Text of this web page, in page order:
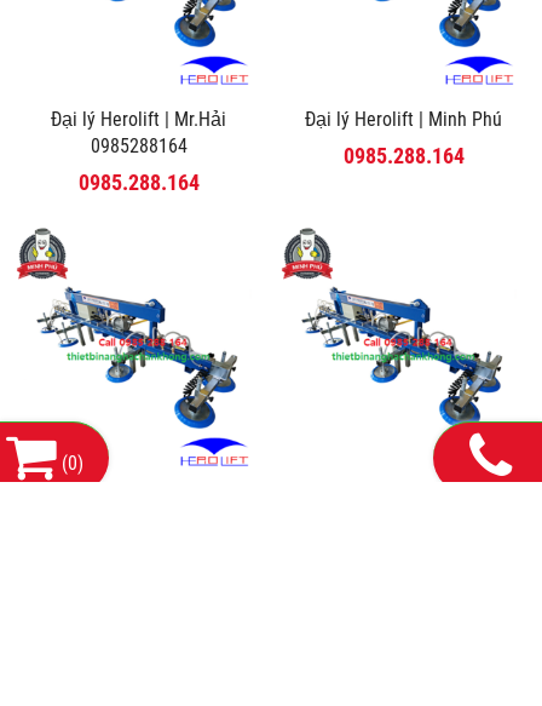
Đại lý Herolift | Mr.Hải
0985288164
0985.288.164
Đại lý Herolift | Minh Phú
0985.288.164
(0)